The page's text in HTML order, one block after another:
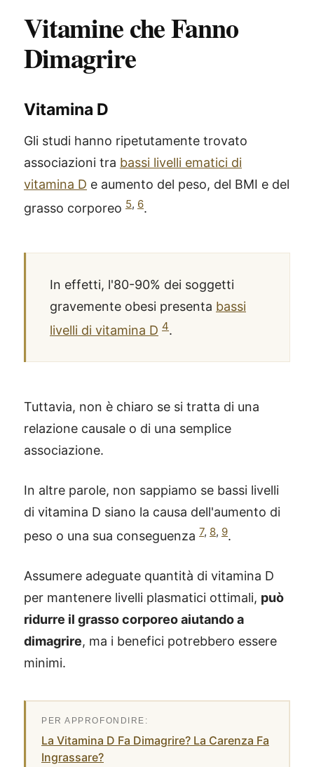
Vitamine che Fanno
Dimagrire
Vitamina D
Gli studi hanno ripetutamente trovato
associazioni tra bassi livelli ematici di
vitamina D e aumento del peso, del BMI e del
grasso corporeo 5, 6.
In effetti, l'80-90% dei soggetti
gravemente obesi presenta bassi
livelli di vitamina D 4.
Tuttavia, non è chiaro se si tratta di una
relazione causale o di una semplice
associazione.
In altre parole, non sappiamo se bassi livelli
di vitamina D siano la causa dell'aumento di
peso o una sua conseguenza 7, 8, 9.
Assumere adeguate quantità di vitamina D
per mantenere livelli plasmatici ottimali, può
ridurre il grasso corporeo aiutando a
dimagrire, ma i benefici potrebbero essere
minimi.
La Vitamina D Fa Dimagrire? La Carenza Fa
Ingrassare?